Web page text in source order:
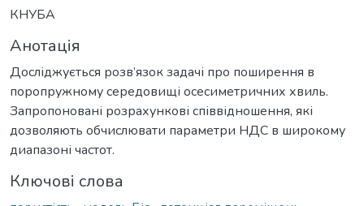
КНУБА
Анотація
Досліджується розв’язок задачі про поширення в
поропружному середовищі осесиметричних хвиль.
Запропоновані розрахункові співвідношення, які
дозволяють обчислювати параметри НДС в широкому
диапазоні частот.
Ключові слова